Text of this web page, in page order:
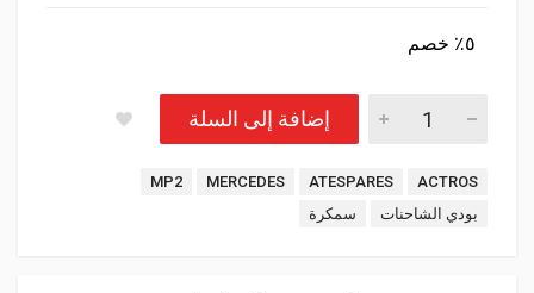
٥٪ خصم
إضافة إلى السلة
Tags:
ACTROS
ATESPARES
MERCEDES
MP2
بودي الشاحنات
سمكرة